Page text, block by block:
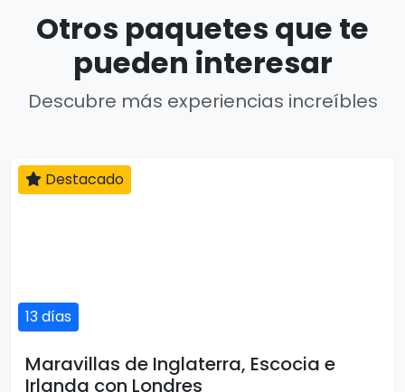
Otros paquetes que te
pueden interesar
Descubre más experiencias increíbles
13 días
Destacado
Maravillas de Inglaterra, Escocia e
Irlanda con Londres